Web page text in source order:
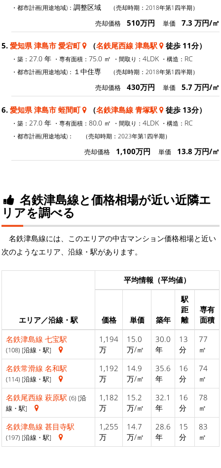
・都市計画(用途地域)： 調整区域 （売却時期：2018年第1四半期）
売却価格 510万円 単価 7.3 万円/㎡
5. 愛知県 津島市 愛宕町 （名鉄尾西線 津島駅 徒歩 11分）
・築： 27.0 年 ・専有面積： 75.0 ㎡ ・間取り： 4LDK ・構造： RC
・都市計画(用途地域)： １中住専 （売却時期：2018年第1四半期）
売却価格 430万円 単価 5.7 万円/㎡
6. 愛知県 津島市 蛭間町 （名鉄津島線 青塚駅 徒歩 13分）
・築： 27.0 年 ・専有面積： 80.0 ㎡ ・間取り： 4LDK ・構造： RC
・都市計画(用途地域)： （売却時期：2023年第1四半期）
売却価格 1,100万円 単価 13.8 万円/㎡
名鉄津島線と価格相場が近い近隣エ
リアを調べる
名鉄津島線には、このエリアの中古マンション価格相場と近い
次のようなエリア、沿線・駅があります。
エリア／沿線・駅
平均情報（平均値）
価格 単価 築年
駅
距
離
専有
面積
名鉄津島線 七宝駅
(108) [沿線・駅]
1,194
万
15.0
万/㎡
30.0
年
13
分
77
㎡
名鉄常滑線 名和駅
(114) [沿線・駅]
1,192
万
14.9
万/㎡
35.6
年
16
分
74
㎡
名鉄尾西線 萩原駅 (6) [沿
線・駅]
1,182
万
15.2
万/㎡
32.1
年
16
分
78
㎡
名鉄津島線 甚目寺駅
(197) [沿線・駅]
1,255
万
14.7
万/㎡
28.6
年
15
分
83
㎡